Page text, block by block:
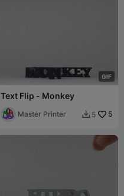
GIF
Text Flip - Monkey
Master Printer  5 5